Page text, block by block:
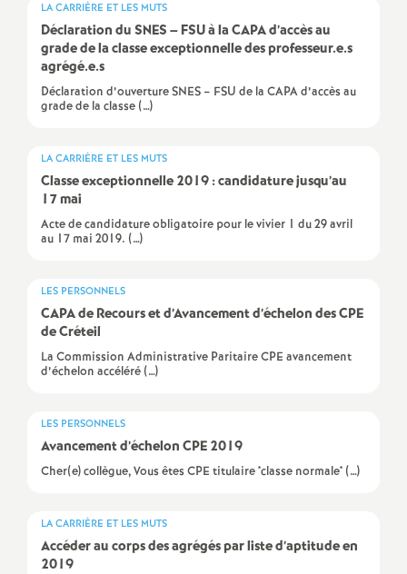
o
n
l
d
s
E
s
i
LA CARRIÈRE ET LES MUTS
Déclaration duSNES–FSUà laCAPAd’accès au
grade de la classe exceptionnelle des professeur.e.s
agrégé.e.s
Déclaration d’ouverture SNES – FSU de la CAPA d’accès au
grade de la classe (…)
LA CARRIÈRE ET LES MUTS
Classe exceptionnelle 2019 : candidature jusqu’au
17 mai
Acte de candidature obligatoire pour le vivier 1 du 29 avril
au 17 mai 2019. (…)
LES PERSONNELS
CAPAde Recours et d’Avancement d’échelon desCPE
de Créteil
La Commission Administrative Paritaire CPE avancement
d’échelon accéléré (…)
LES PERSONNELS
Avancement d’échelonCPE2019
Cher(e) collègue, Vous êtes CPE titulaire *classe normale* (…)
LA CARRIÈRE ET LES MUTS
Accéder au corps des agrégés par liste d’aptitude en
2019